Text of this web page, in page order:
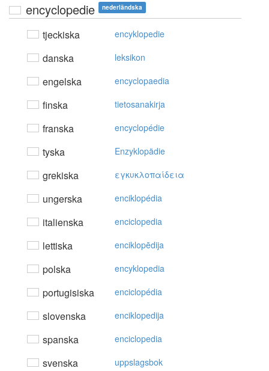
encyclopedie nederländska
tjeckiska encyklopedie
danska leksikon
engelska encyclopaedia
finska tietosanakirja
franska encyclopédie
tyska Enzyklopädie
grekiska εγκυκλoπαίδεια
ungerska enciklopédia
italienska enciclopedia
lettiska enciklopēdija
polska encyklopedia
portugisiska enciclopédia
slovenska enciklopedija
spanska enciclopedia
svenska uppslagsbok